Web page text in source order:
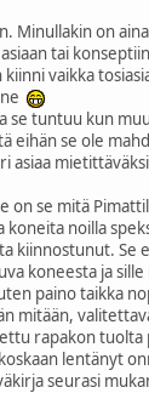
Minullakin on
tai
kiinni vaikka
se tuntuu kun
eihän se ole
asiaa
on se mitä
noilla
kiinnostunut. Se
koneesta ja
paino taikka
mitään,
rapakon
lentänyt
seurasi